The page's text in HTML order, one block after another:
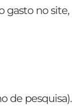
gasto no site,
de pesquisa).